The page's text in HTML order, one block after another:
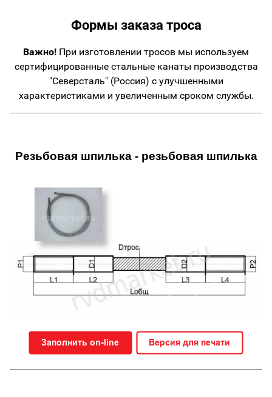
Формы заказа троса
Важно! При изготовлении тросов мы используем
сертифицированные стальные канаты производства
"Северсталь" (Россия) с улучшенными
характеристиками и увеличенным сроком службы.
Резьбовая шпилька - резьбовая шпилька